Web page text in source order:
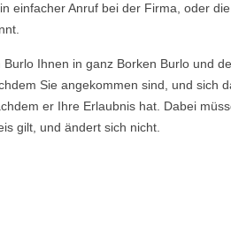
Anruf bei der Firma, oder
Ihnen in ganz Borken Burlo und
Sie angekommen sind, und sich
er Ihre Erlaubnis hat. Dabei
gilt, und ändert sich nicht.